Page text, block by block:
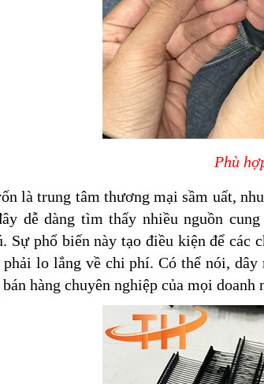
Phù
là trung tâm thương mại sầm uất,
dễ dàng tìm thấy nhiều nguồn
Sự phổ biến này tạo điều kiện để các
phải lo lắng về chi phí. Có thể nói, dây
hàng chuyên nghiệp của mọi